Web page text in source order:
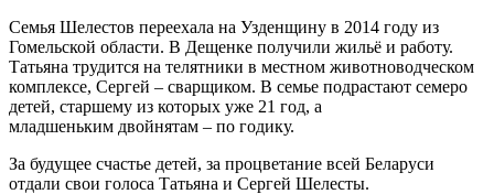
Семья Шелестов переехала на Узденщину в 2014 году из
Гомельской области. В Дещенке получили жильё и работу.
Татьяна трудится на телятники в местном животноводческом
комплексе, Сергей – сварщиком. В семье подрастают семеро
детей, старшему из которых уже 21 год, а
младшеньким двойнятам – по годику.
За будущее счастье детей, за процветание всей Беларуси
отдали свои голоса Татьяна и Сергей Шелесты.